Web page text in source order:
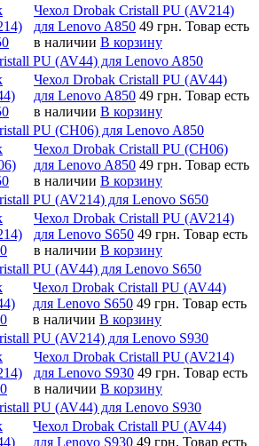
Чехол Drobak Cristall PU (AV214)
для Lenovo A850 49 грн. Товар есть
в наличии В корзину
PU (AV44) для Lenovo A850
Чехол Drobak Cristall PU (AV44)
для Lenovo A850 49 грн. Товар есть
в наличии В корзину
PU (CH06) для Lenovo A850
Чехол Drobak Cristall PU (CH06)
для Lenovo A850 49 грн. Товар есть
в наличии В корзину
PU (AV214) для Lenovo S650
Чехол Drobak Cristall PU (AV214)
для Lenovo S650 49 грн. Товар есть
в наличии В корзину
PU (AV44) для Lenovo S650
Чехол Drobak Cristall PU (AV44)
для Lenovo S650 49 грн. Товар есть
в наличии В корзину
PU (AV214) для Lenovo S930
Чехол Drobak Cristall PU (AV214)
для Lenovo S930 49 грн. Товар есть
в наличии В корзину
PU (AV44) для Lenovo S930
Чехол Drobak Cristall PU (AV44)
для Lenovo S930 49 грн. Товар есть